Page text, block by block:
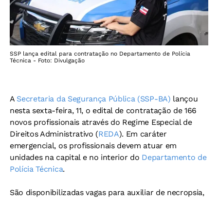
SSP lança edital para contratação no Departamento de Polícia
Técnica - Foto: Divulgação
A Secretaria da Segurança Pública (SSP-BA) lançou
nesta sexta-feira, 11, o edital de contratação de 166
novos profissionais através do Regime Especial de
Direitos Administrativo (REDA). Em caráter
emergencial, os profissionais devem atuar em
unidades na capital e no interior do Departamento de
Polícia Técnica.
São disponibilizadas vagas para auxiliar de necropsia,